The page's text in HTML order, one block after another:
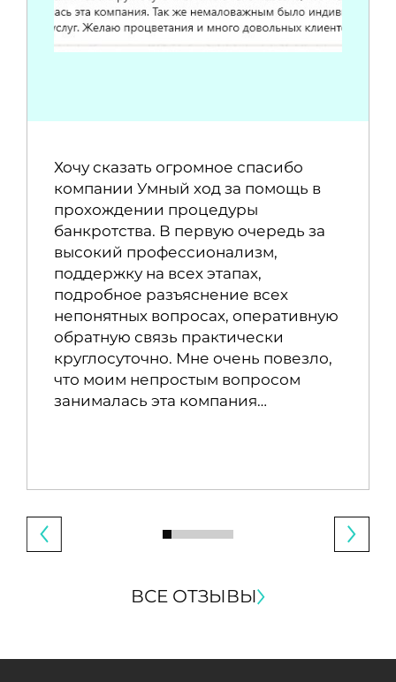
Хочу сказать огромное спасибо
компании Умный ход за помощь в
прохождении процедуры
банкротства. В первую очередь за
высокий профессионализм,
поддержку на всех этапах,
подробное разъяснение всех
непонятных вопросах, оперативную
обратную связь практически
круглосуточно. Мне очень повезло,
что моим непростым вопросом
занималась эта компания…
ВСЕ ОТЗЫВЫ